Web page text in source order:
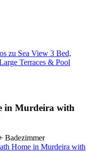
zu Sea View 3 Bed,
Terraces & Pool
in Murdeira with
Badezimmer
Home in Murdeira with